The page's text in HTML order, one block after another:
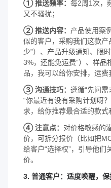
① 推送频率： 每2周1次，
又不骚扰；
② 推送内容： 产品使用案
似的客户，采购我们这款
少”）、产品升级通知、限
3%，还能免运费”）、样品
品，我可以给你安排，运费
③ 沟通技巧： 遵循“先问需
“你最近有没有采购计划呀
求，给你推荐最合适的款式
④ 注意点： 对价格敏感的
价，可拆分报价（比如把
给客户“选择权”，引导他们
价。
3. 普通客户：适度唤醒，